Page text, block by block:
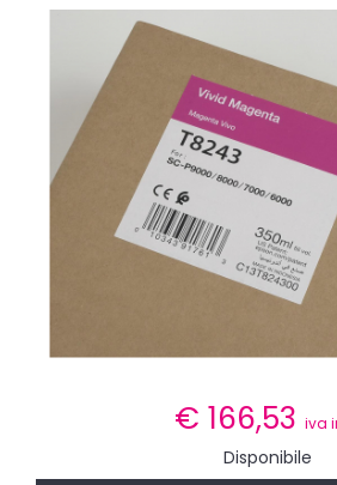
€ 166,53 iva
Disponibile